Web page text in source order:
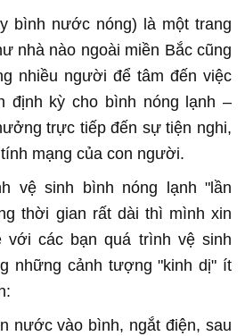
bình nước nóng) là một trang
nhà nào ngoài miền Bắc cũng
nhiều người để tâm đến việc
định kỳ cho bình nóng lạnh –
trực tiếp đến sự tiện nghi,
mạng của con người.
vệ sinh bình nóng lạnh "lần
thời gian rất dài thì mình xin
với các bạn quá trình vệ sinh
những cảnh tượng "kinh dị" ít
nước vào bình, ngắt điện, sau